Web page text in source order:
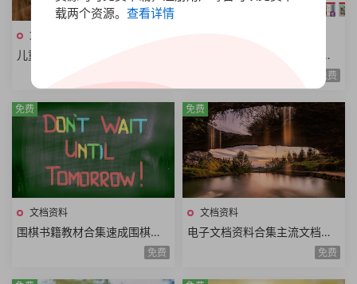
文档资料
儿童经典绘本合集早期教育儿
PS格式有娃必备620册
中国传统故事连环画合集彩楼
记长坂坡卖油郎穆桂英望江亭
西厢记小人书全48册
免费
文档资料
围棋书籍教材合集速成围棋书
籍大全围棋实战技巧手册围棋
系列讲座丛书围棋现代技艺丛
书
免费
免费
文档资料
电子文档资料合集主流文档格
式不同文档内容pdf文档word
免费
免费
载两个资源。 查看详情